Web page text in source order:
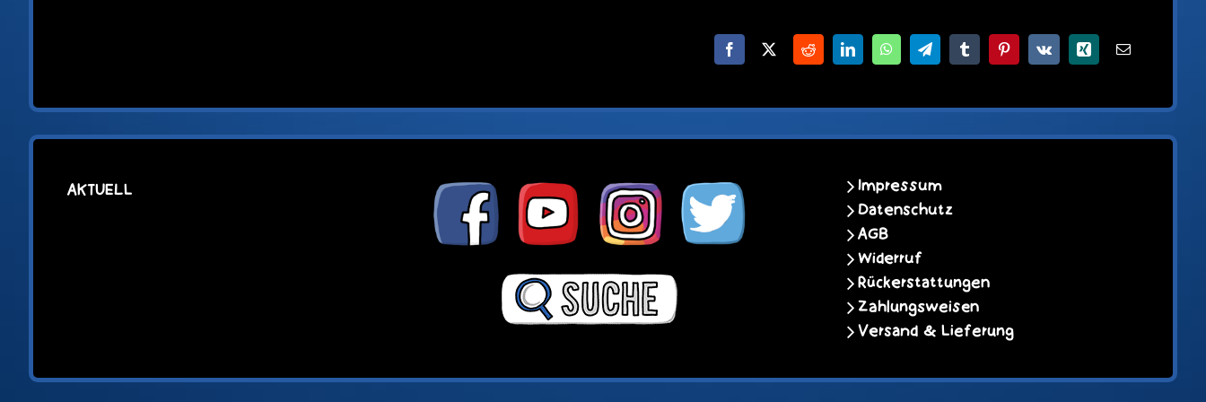
Facebook
X RedditLinkedInWhatsAppTelegramTumblrPinterest
Vk Xing
E-
AKTUELL
Impressum
Datenschutz
AGB
Widerruf
Rückerstattungen
Zahlungsweisen
Versand & Lieferung